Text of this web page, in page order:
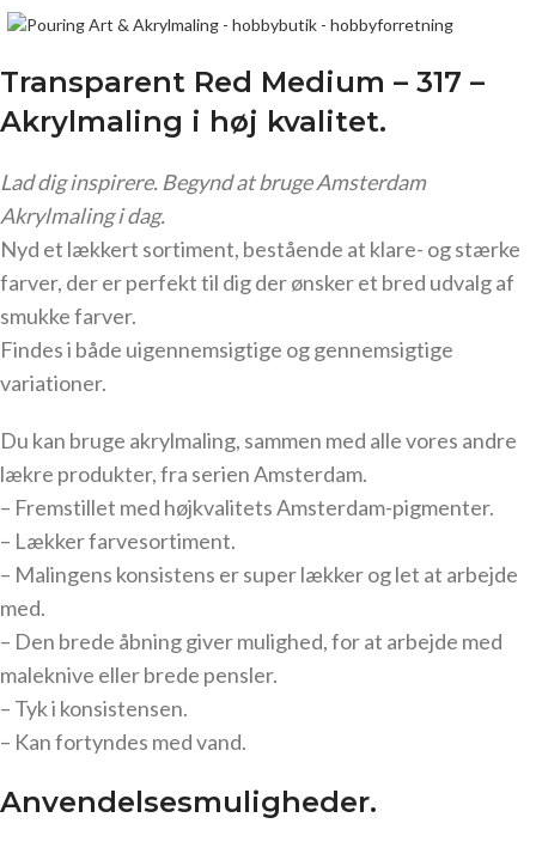
Transparent Red Medium – 317 –
Akrylmaling i høj kvalitet.
Lad dig inspirere. Begynd at bruge Amsterdam
Akrylmaling i dag.
Nyd et lækkert sortiment, bestående at klare- og stærke
farver, der er perfekt til dig der ønsker et bred udvalg af
smukke farver.
Findes i både uigennemsigtige og gennemsigtige
variationer.
Du kan bruge akrylmaling, sammen med alle vores andre
lækre produkter, fra serien Amsterdam.
– Fremstillet med højkvalitets Amsterdam-pigmenter.
– Lækker farvesortiment.
– Malingens konsistens er super lækker og let at arbejde
med.
– Den brede åbning giver mulighed, for at arbejde med
maleknive eller brede pensler.
– Tyk i konsistensen.
– Kan fortyndes med vand.
Anvendelsesmuligheder.